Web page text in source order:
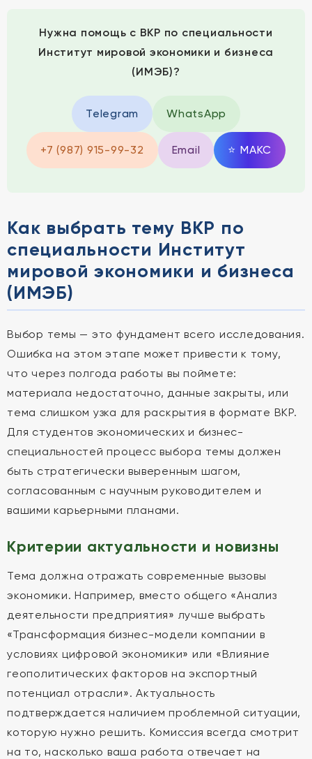
Нужна помощь с ВКР по специальности
Институт мировой экономики и бизнеса
(ИМЭБ)?
Telegram WhatsApp
+7 (987) 915-99-32 Email ⭐ MAКС
Как выбрать тему ВКР по
специальности Институт
мировой экономики и бизнеса
(ИМЭБ)
Выбор темы — это фундамент всего исследования.
Ошибка на этом этапе может привести к тому,
что через полгода работы вы поймете:
материала недостаточно, данные закрыты, или
тема слишком узка для раскрытия в формате ВКР.
Для студентов экономических и бизнес-
специальностей процесс выбора темы должен
быть стратегически выверенным шагом,
согласованным с научным руководителем и
вашими карьерными планами.
Критерии актуальности и новизны
Тема должна отражать современные вызовы
экономики. Например, вместо общего «Анализ
деятельности предприятия» лучше выбрать
«Трансформация бизнес-модели компании в
условиях цифровой экономики» или «Влияние
геополитических факторов на экспортный
потенциал отрасли». Актуальность
подтверждается наличием проблемной ситуации,
которую нужно решить. Комиссия всегда смотрит
на то, насколько ваша работа отвечает на